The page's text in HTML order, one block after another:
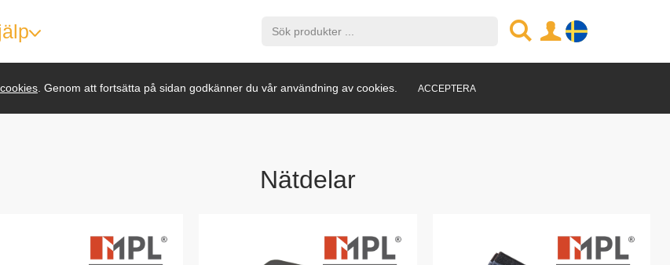
cookies. Genom att fortsätta på sidan godkänner du vår användning av cookies. ACCEPTERA
Nätdelar